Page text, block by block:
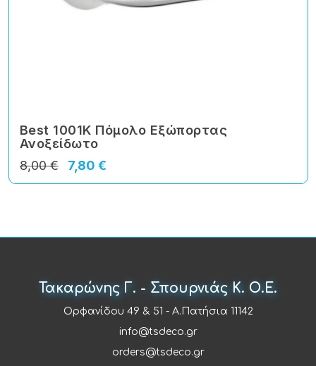
Best 1001Κ Πόμολο Εξώπορτας
Ανοξείδωτο
7,80 €
8,00 €
Τακαρώνης Γ. - Σπουρνιάς Κ. Ο.Ε.
Ορφανίδου 49 & 51 - Α.Πατήσια 11142
info@tsdeco.gr
orders@tsdeco.gr